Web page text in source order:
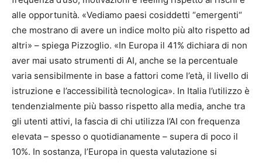
alle opportunità. «Vediamo paesi cosiddetti “emergenti“
che mostrano di avere un indice molto più alto rispetto ad
altri» – spiega Pizzoglio. «In Europa il 41% dichiara di non
aver mai usato strumenti di AI, anche se la percentuale
varia sensibilmente in base a fattori come l’età, il livello di
istruzione e l’accessibilità tecnologica». In Italia l’utilizzo è
tendenzialmente più basso rispetto alla media, anche tra
gli utenti attivi, la fascia di chi utilizza l’AI con frequenza
elevata – spesso o quotidianamente – supera di poco il
10%. In sostanza, l’Europa in questa valutazione si